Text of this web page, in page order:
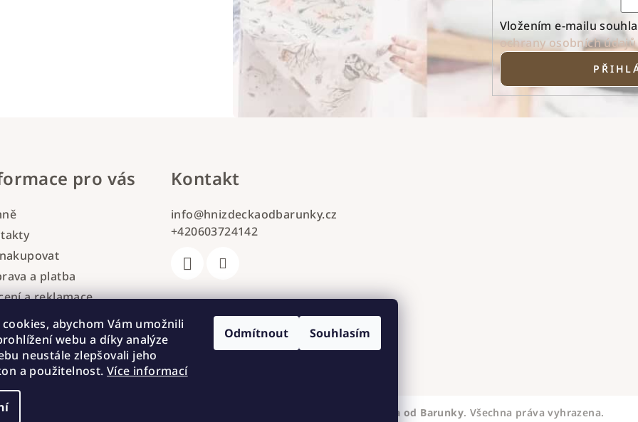
cookies, abychom Vám umožnili
webu a díky analýze
neustále zlepšovali jeho
a použitelnost. Více informací
Odmítnout Souhlasím
Vložením e-mailu
ochrany osobních údajů
pro vás
a platba
a reklamace
podmínky
ochrany osobních
Kontakt
info@hnizdeckaodbarunky.cz
+420603724142
Hnízdečka od Barunky. Všechna práva vyhrazena.